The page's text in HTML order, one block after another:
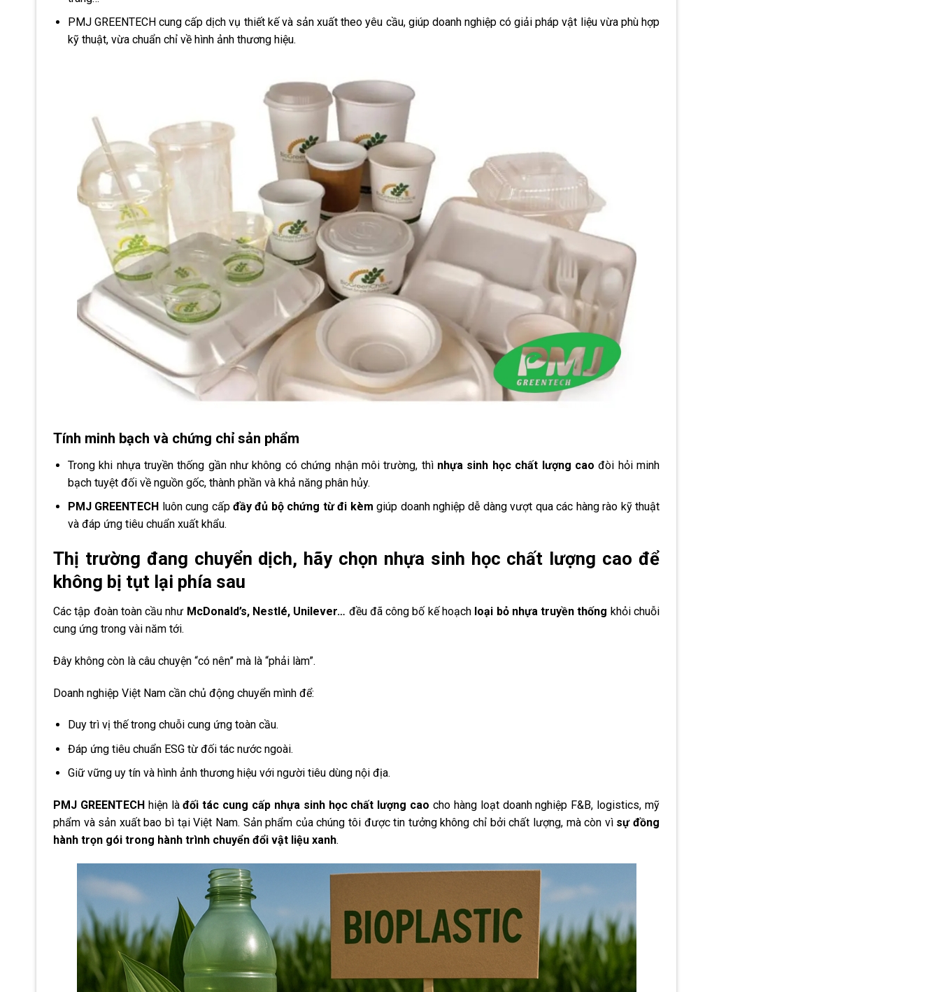
PMJ GREENTECH cung cấp dịch vụ thiết kế và sản xuất theo yêu cầu, giúp doanh nghiệp có giải pháp vật liệu vừa phù hợp
kỹ thuật, vừa chuẩn chỉ về hình ảnh thương hiệu.
Tính minh bạch và chứng chỉ sản phẩm
Trong khi nhựa truyền thống gần như không có chứng nhận môi trường, thì nhựa sinh học chất lượng cao đòi hỏi minh
bạch tuyệt đối về nguồn gốc, thành phần và khả năng phân hủy.
PMJ GREENTECH
luôn cung cấpđầy đủ bộ chứng từ đi kèmgiúp doanh nghiệp dễ dàng vượt qua các hàng rào kỹ thuật
và đáp ứng tiêu chuẩn xuất khẩu.
Thị trường đang chuyển dịch, hãy chọn nhựa sinh học chất lượng cao để
không bị tụt lại phía sau
Các tập đoàn toàn cầu như McDonald’s, Nestlé, Unilever… đều đã công bố kế hoạch loại bỏ nhựa truyền thống khỏi chuỗi
cung ứng trong vài năm tới.
Đây không còn là câu chuyện “có nên” mà là “phải làm”.
Doanh nghiệp Việt Nam cần chủ động chuyển mình để:
Duy trì vị thế trong chuỗi cung ứng toàn cầu.
Đáp ứng tiêu chuẩn ESG từ đối tác nước ngoài.
Giữ vững uy tín và hình ảnh thương hiệu với người tiêu dùng nội địa.
PMJ GREENTECH hiện làđối tác cung cấp nhựa sinh học chất lượng cao cho hàng loạt doanh nghiệp F&B, logistics, mỹ
phẩm và sản xuất bao bì tại Việt Nam. Sản phẩm của chúng tôi được tin tưởng không chỉ bởi chất lượng, mà còn vì sự đồng
hành trọn gói trong hành trình chuyển đổi vật liệu xanh.